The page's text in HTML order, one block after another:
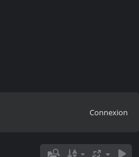
Connexion